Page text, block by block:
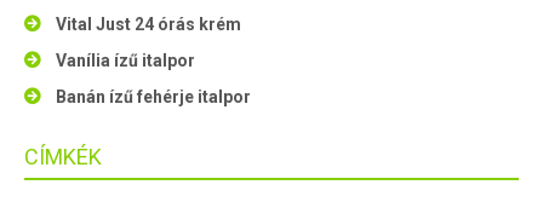
Vital Just 24 órás krém
Vanília ízű italpor
Banán ízű fehérje italpor
CÍMKÉK